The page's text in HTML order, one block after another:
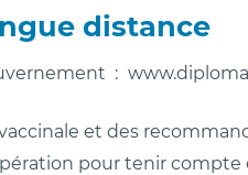
distance
:
et des
pour tenir compte